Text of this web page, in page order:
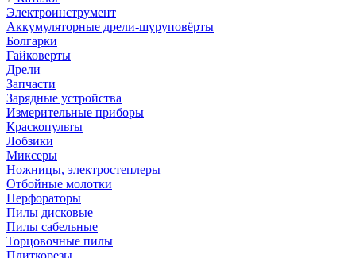
Электроинструмент
Аккумуляторные дрели-шуруповёрты
Болгарки
Гайковерты
Дрели
Запчасти
Зарядные устройства
Измерительные приборы
Краскопульты
Лобзики
Миксеры
Ножницы, электростеплеры
Отбойные молотки
Перфораторы
Пилы дисковые
Пилы сабельные
Торцовочные пилы
Плиткорезы